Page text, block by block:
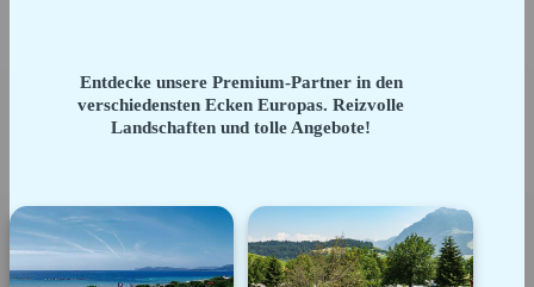
Entdecke unsere Premium-Partner in den
verschiedensten Ecken Europas. Reizvolle
Landschaften und tolle Angebote!